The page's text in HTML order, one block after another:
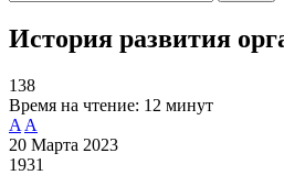
История развития
138
Время на чтение: 12 минут
A A
20 Марта 2023
1931